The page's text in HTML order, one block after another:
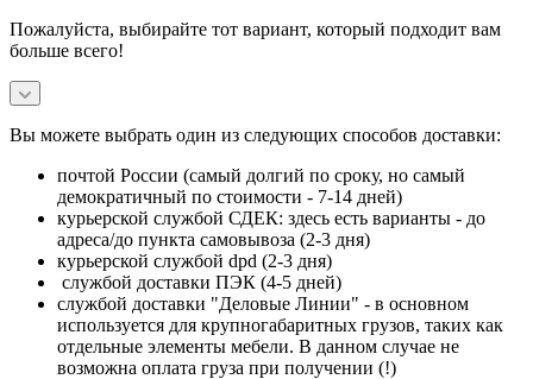
Пожалуйста, выбирайте тот вариант, который подходит вам
больше всего!
Вы можете выбрать один из следующих способов доставки:
почтой России (самый долгий по сроку, но самый
демократичный по стоимости - 7-14 дней)
курьерской службой СДЕК: здесь есть варианты - до
адреса/до пункта самовывоза (2-3 дня)
курьерской службой dpd (2-3 дня)
службой доставки ПЭК (4-5 дней)
службой доставки "Деловые Линии" - в основном
используется для крупногабаритных грузов, таких как
отдельные элементы мебели. В данном случае не
возможна оплата груза при получении (!)